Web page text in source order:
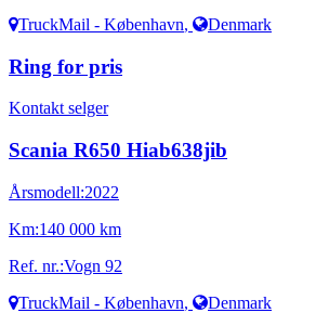
TruckMail - København, Denmark
Ring for pris
Kontakt selger
Scania R650 Hiab638jib
Årsmodell:2022
Km:140 000 km
Ref. nr.:Vogn 92
TruckMail - København, Denmark